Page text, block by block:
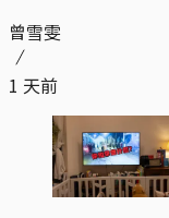
曾雪雯
1 天前